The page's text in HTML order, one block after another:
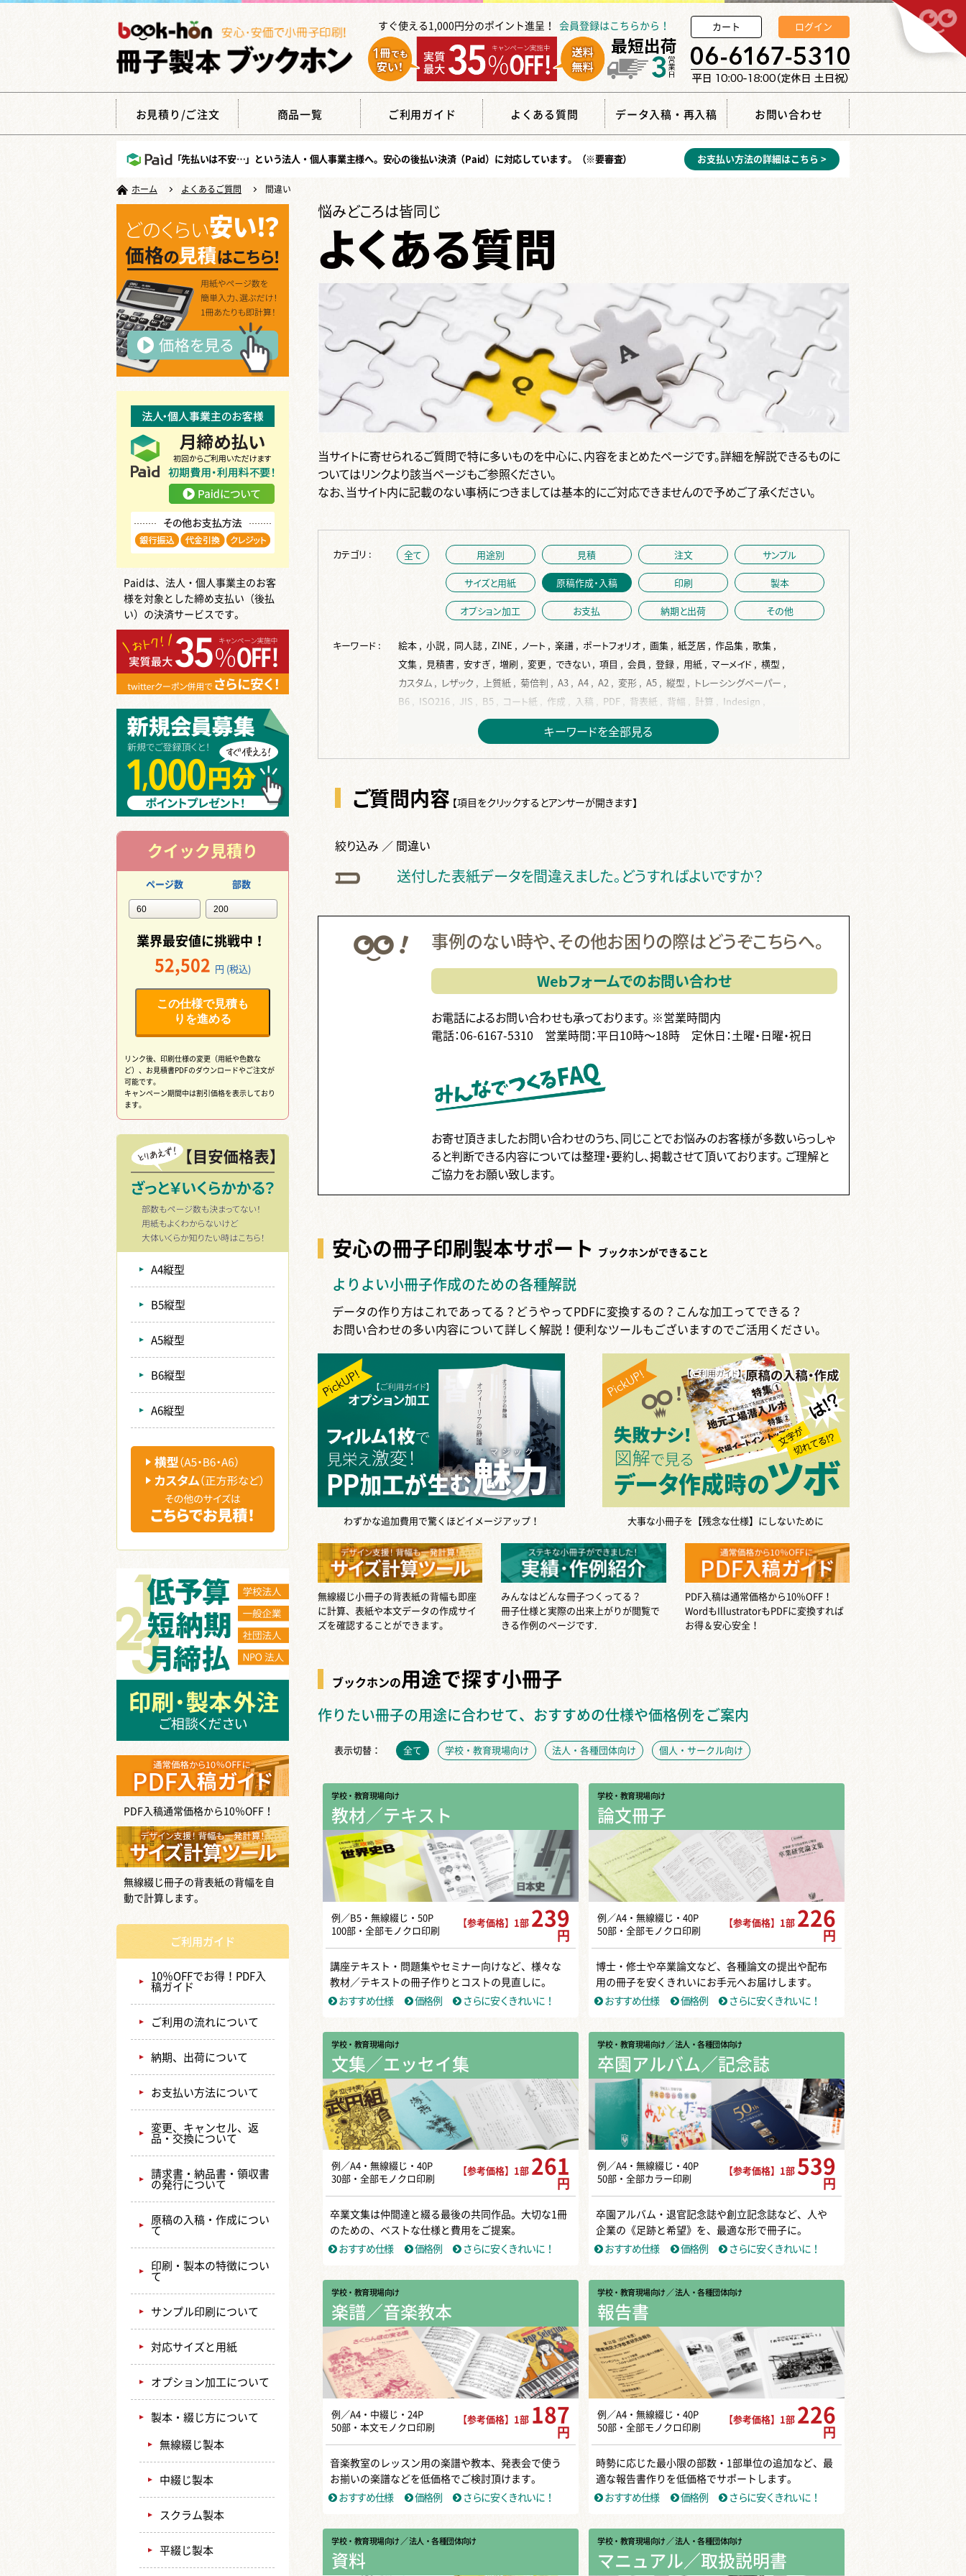
すぐ使える1,000円分のポイント進呈！ 会員登録はこちらから！ カート ログイン
お見積り/ご注文 商品一覧 ご利用ガイド よくある質問 データ入稿・再入稿 お問い合わせ
「先払いは不安…」という法人・個人事業主様へ。安心の後払い決済（Paid） に対応しています。（※要審査） お支払い方法の詳細はこちら >
ホーム よくあるご質問 間違い
Paidは、法人・個人事業主のお客
様を対象とした締め支払い（後払
い）の決済サービスです。
クイック見積り
ページ数 部数
業界最安値に挑戦中！
52,502 円 (税込)
この仕様で見積も
りを進める
リンク後、印刷仕様の変更（用紙や色数な
ど）、 お見積書PDFのダウンロードやご注文が
可能です。
キャンペーン期間中は割引価格を表示しており
ます。
A4縦型
B5縦型
A5縦型
B6縦型
A6縦型
PDF入稿通常価格から10％OFF！
無線綴じ冊子の背表紙の背幅を自
動で計算します。
ご利用ガイド
10％OFFでお得！PDF入
稿ガイド
ご利用の流れについて
納期、出荷について
お支払い方法について
変更、キャンセル、返
品・交換について
請求書・納品書・領収書
の発行について
原稿の入稿・作成につい
て
印刷・製本の特徴につい
て
サンプル印刷について
対応サイズと用紙
オプション加工について
製本・綴じ方について
無線綴じ製本
中綴じ製本
スクラム製本
平綴じ製本
悩みどころは皆同じ
よくある質問
当サイトに寄せられるご質問で特に多いものを中心に、内容をまとめたページです。詳細を解説できるものに
ついてはリンクより該当ページもご参照ください。
なお、当サイト内に記載のない事柄につきましては基本的にご対応できませんので予めご了承ください。
カテゴリ : 全て 用途別 見積 注文 サンプル
サイズと用紙 原稿作成・入稿 印刷 製本
オプション加工 お支払 納期と出荷 その他
キーワード : 絵本 , 小説 , 同人誌 , ZINE , ノート , 楽譜 , ポートフォリオ , 画集 , 紙芝居 , 作品集 , 歌集 ,
文集 , 見積書 , 安すぎ , 増刷 , 変更 , できない , 項目 , 会員 , 登録 , 用紙 , マーメイド , 横型 ,
カスタム , レザック , 上質紙 , 菊倍判 , A3 , A4 , A2 , 変形 , A5 , 縦型 , トレーシングペーパー ,
B6 , ISO216 , JIS , B5 , コート紙 , 作成 , 入稿 , PDF , 背表紙 , 背幅 , 計算 , Indesign ,
再入稿 ,単ページ ,データ ,表紙 ,挿絵 ,word ,編集 ,校正 ,
写真 , テンプレート , 本文 ,dpi ,jpg , 紙原稿 ,
デザイン ,ppi ,換算 ,トンボ ,余白 ,差し替え ,RGB ,文字 ,完全原稿 ,修正 ,間違い ,
ノンブル ,仕上り , ソフト , 奥付 , 白紙 ,
オフセット ,
片袖折り ,
後払い ,
費用 ,納品 ,出荷 ,コース ,停止中 , 伝票 , 送り主 ,クーポン , ISBN ,JAN ,代行 ,
ダウンロード ,
国会図書館 , ケース入り ,
キーワードを全部見る
ご質問内容 【項目をクリックするとアンサーが開きます】
絞り込み ／ 間違い
送付した表紙データを間違えました。どうすればよいですか？
事例のない時や、その他お困りの際はどうぞこちらへ。
Webフォームでのお問い合わせ
お電話によるお問い合わせも承っております。 ※営業時間内
電話：06-6167-5310 営業時間：平日10時～18時 定休日：土曜・日曜・祝日
お寄せ頂きましたお問い合わせのうち、同じことでお悩みのお客様が多数いらっしゃ
ると判断できる内容については整理・要約し、掲載させて頂いております。 ご理解と
ご協力をお願い致します。
安心の冊子印刷製本サポート ブックホンができること
よりよい小冊子作成のための各種解説
データの作り方はこれであってる？どうやってPDFに変換するの？こんな加工ってできる？
お問い合わせの多い内容について詳しく解説！便利なツールもございますのでご活用ください。
わずかな追加費用で驚くほどイメージアップ！ 大事な小冊子を【残念な仕様】にしないために
無線綴じ小冊子の背表紙の背幅も即座
に計算、表紙や本文データの作成サイ
ズを確認することができます。
みんなはどんな冊子つくってる？
冊子仕様と実際の出来上がりが閲覧で
きる作例のページです.
PDF入稿は通常価格から10％OFF！
WordもIllustratorもPDFに変換すれば
お得＆安心安全！
ブックホンの用途で探す小冊子
作りたい冊子の用途に合わせて、おすすめの仕様や価格例をご案内
表示切替： 全て 学校・教育現場向け 法人・各種団体向け 個人・サークル向け
学校・教育現場向け
教材／テキスト
例／B5・無線綴じ・50P
100部・全部モノクロ印刷
【参考価格】1部 239
円
講座テキスト・問題集やセミナー向けなど、様々な
教材／テキストの冊子作りとコストの見直しに。
おすすめ仕様
価格例 さらに安くきれいに！
学校・教育現場向け
論文冊子
例／A4・無線綴じ・40P
50部・全部モノクロ印刷
【参考価格】1部 226
円
博士・修士や卒業論文など、各種論文の提出や配布
用の冊子を安くきれいにお手元へお届けします。
おすすめ仕様
価格例 さらに安くきれいに！
学校・教育現場向け
文集／エッセイ集
例／A4・無線綴じ・40P
30部・全部モノクロ印刷
【参考価格】1部 261
円
卒業文集は仲間達と綴る最後の共同作品。大切な1冊
のための、ベストな仕様と費用をご提案。
おすすめ仕様
価格例 さらに安くきれいに！
学校・教育現場向け ／ 法人・各種団体向け
卒園アルバム／記念誌
例／A4・無線綴じ・40P
50部・全部カラー印刷
【参考価格】1部 539
円
卒園アルバム・退官記念誌や創立記念誌など、人や
企業の《足跡と希望》を、最適な形で冊子に。
おすすめ仕様
価格例 さらに安くきれいに！
学校・教育現場向け
楽譜／音楽教本
例／A4・中綴じ・24P
50部・本文モノクロ印刷
【参考価格】1部 187
円
音楽教室のレッスン用の楽譜や教本、発表会で使う
お揃いの楽譜などを低価格でご検討頂けます。
おすすめ仕様
価格例 さらに安くきれいに！
学校・教育現場向け ／ 法人・各種団体向け
報告書
例／A4・無線綴じ・40P
50部・全部モノクロ印刷
【参考価格】1部 226
円
時勢に応じた最小限の部数・1部単位の追加など、最
適な報告書作りを低価格でサポートします。
おすすめ仕様
価格例 さらに安くきれいに！
学校・教育現場向け ／ 法人・各種団体向け
資料
学校・教育現場向け ／ 法人・各種団体向け
マニュアル／取扱説明書